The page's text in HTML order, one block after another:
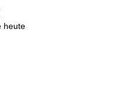
heute